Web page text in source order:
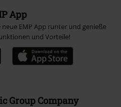
App
EMP App runter und genieße
und Vorteile!
Group Company